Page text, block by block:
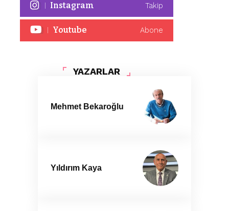
Instagram Takip
Youtube Abone
YAZARLAR
Mehmet Bekaroğlu
Yıldırım Kaya